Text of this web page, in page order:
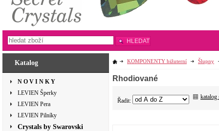
Katalog
N O V I N K Y
LEVIEN Šperky
LEVIEN Pera
LEVIEN Pilníky
Crystals by Swarovski
KOMPONENTY bižuterní Šlupny
Rhodiované
Řadit:
katalog
HLEDAT